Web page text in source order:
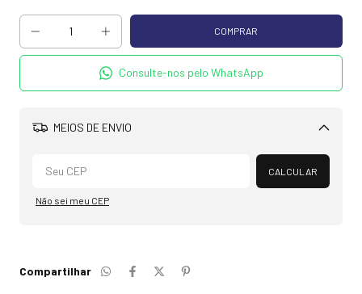
Consulte-nos pelo WhatsApp
MEIOS DE ENVIO
Alterar CEP
CALCULAR
Não sei meu CEP
Compartilhar